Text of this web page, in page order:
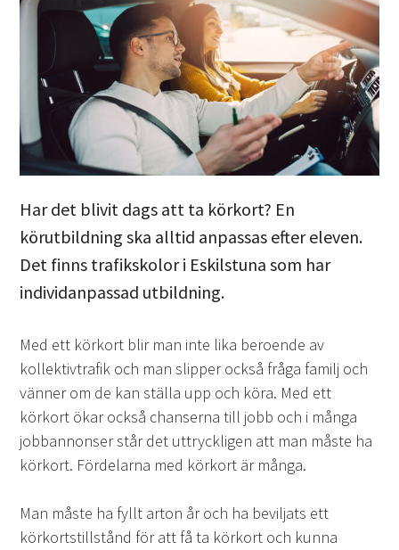
Har det blivit dags att ta körkort? En
körutbildning ska alltid anpassas efter eleven.
Det finns trafikskolor i Eskilstuna som har
individanpassad utbildning.
Med ett körkort blir man inte lika beroende av
kollektivtrafik och man slipper också fråga familj och
vänner om de kan ställa upp och köra. Med ett
körkort ökar också chanserna till jobb och i många
jobbannonser står det uttryckligen att man måste ha
körkort. Fördelarna med körkort är många.
Man måste ha fyllt arton år och ha beviljats ett
körkortstillstånd för att få ta körkort och kunna